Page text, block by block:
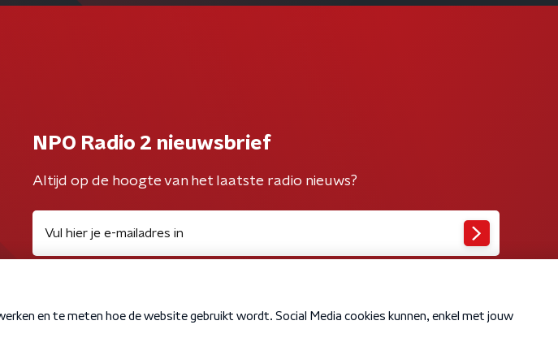
NPO Radio 2 nieuwsbrief
Altijd op de hoogte van het laatste radio nieuws?